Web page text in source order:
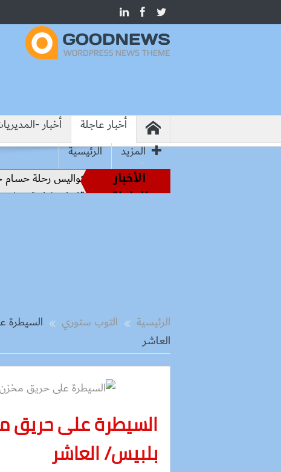
أخبار عاجلة أخبار -
المزيد
الرئيسية
الأخبار
العاجلة
من أساطير الملاعب إلى قيادة الفراعنة.. كواليس رحلة حسام
آرسنال يحسم صفقة برونو غيماريش.. أرقام استثنائية تكشف
الرئيسية التوب ستوري
العاشر
السيطرة على حريق
بلبيس/ العاشر